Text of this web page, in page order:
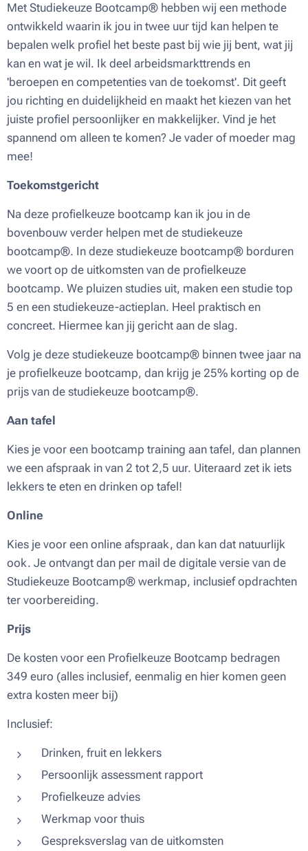
Met Studiekeuze Bootcamp® hebben wij een methode
ontwikkeld waarin ik jou in twee uur tijd kan helpen te
bepalen welk profiel het beste past bij wie jij bent, wat jij
kan en wat je wil. Ik deel arbeidsmarkttrends en
'beroepen en competenties van de toekomst'. Dit geeft
jou richting en duidelijkheid en maakt het kiezen van het
juiste profiel persoonlijker en makkelijker. Vind je het
spannend om alleen te komen? Je vader of moeder mag
mee!
Toekomstgericht
Na deze profielkeuze bootcamp kan ik jou in de
bovenbouw verder helpen met de studiekeuze
bootcamp®. In deze studiekeuze bootcamp® borduren
we voort op de uitkomsten van de profielkeuze
bootcamp. We pluizen studies uit, maken een studie top
5 en een studiekeuze-actieplan. Heel praktisch en
concreet. Hiermee kan jij gericht aan de slag.
Volg je deze studiekeuze bootcamp® binnen twee jaar na
je profielkeuze bootcamp, dan krijg je 25% korting op de
prijs van de studiekeuze bootcamp®.
Aan tafel
Kies je voor een bootcamp training aan tafel, dan plannen
we een afspraak in van 2 tot 2,5 uur. Uiteraard zet ik iets
lekkers te eten en drinken op tafel!
Online
Kies je voor een online afspraak, dan kan dat natuurlijk
ook. Je ontvangt dan per mail de digitale versie van de
Studiekeuze Bootcamp® werkmap, inclusief opdrachten
ter voorbereiding.
Prijs
De kosten voor een Profielkeuze Bootcamp bedragen
349 euro (alles inclusief, eenmalig en hier komen geen
extra kosten meer bij)
Inclusief:
Drinken, fruit en lekkers
Persoonlijk assessment rapport
Profielkeuze advies
Werkmap voor thuis
Gespreksverslag van de uitkomsten